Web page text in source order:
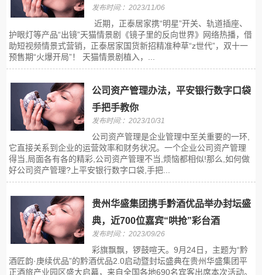
发布时间:：2023/11/06
近期，正泰居家携“明星”开关、轨道插座、
护眼灯等产品“出镜”天猫情景剧《镜子里的反向世界》网络热播，借
助短视频情景式营销，正泰居家国货新招精准种草“z世代”，双十一
预售期“火爆开局”！ 天猫情景剧植入，...
公司资产管理办法，平安银行数字口袋
手把手教你
发布时间:：2023/10/31
公司资产管理是企业管理中至关重要的一环,
它直接关系到企业的运营效率和财务状况。一个企业公司资产管理
得当,局面各有各的精彩,公司资产管理不当,烦恼都相似!那么,如何做
好公司资产管理?上平安银行数字口袋,手把...
贵州华盛集团携手黔酒优品举办封坛盛
典，近700位嘉宾“哄抢”彩台酒
发布时间:：2023/09/26
彩旗飘飘，锣鼓喧天。9月24日，主题为“黔
酒匠韵·庚续优品”的黔酒优品2.0启动暨封坛盛典在贵州华盛集团平
正酒旅产业园区盛大启幕，来自全国各地690名宾客出席本次活动。